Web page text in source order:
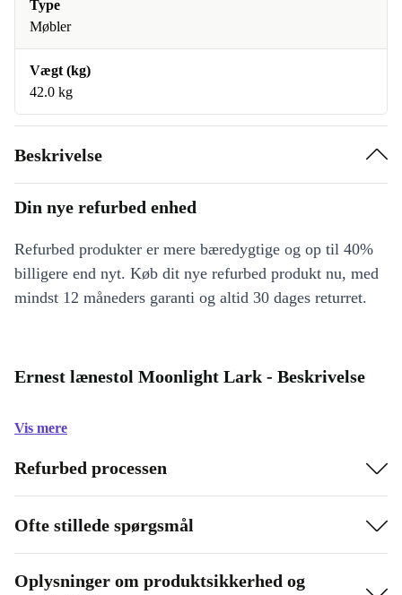
Type
Møbler
Vægt (kg)
42.0 kg
Beskrivelse
Din nye refurbed enhed
Refurbed produkter er mere bæredygtige og op til 40%
billigere end nyt. Køb dit nye refurbed produkt nu, med
mindst 12 måneders garanti og altid 30 dages returret.
Ernest lænestol Moonlight Lark - Beskrivelse
Vis mere
Refurbed processen
Ofte stillede spørgsmål
Oplysninger om produktsikkerhed og